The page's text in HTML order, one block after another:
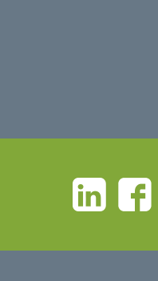
Linkedin